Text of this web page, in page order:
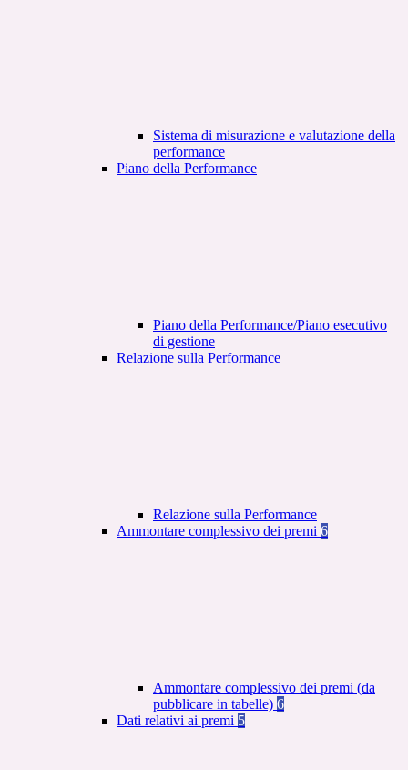
Sistema di misurazione e valutazione della
performance
Piano della Performance
Piano della Performance/Piano esecutivo
di gestione
Relazione sulla Performance
Relazione sulla Performance
Ammontare complessivo dei premi 6
Ammontare complessivo dei premi (da
pubblicare in tabelle) 6
Dati relativi ai premi 5